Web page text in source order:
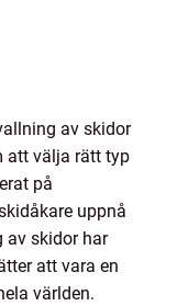
av skidor
att välja rätt typ
på
uppnå
av skidor har
att vara en
världen.